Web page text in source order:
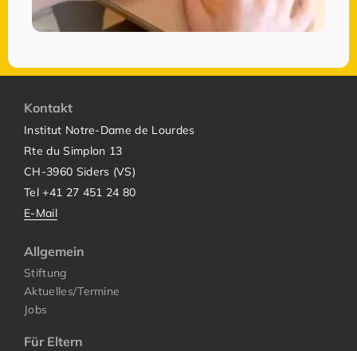
Kontakt
Institut Notre-Dame de Lourdes
Rte du Simplon 13
CH-3960 Siders (VS)
Tel +41 27 451 24 80
E-Mail
Allgemein
Stiftung
Aktuelles/Termine
Jobs
Für Eltern